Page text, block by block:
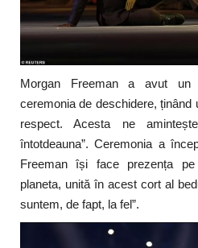
Morgan Freeman a avut
ceremonia de deschidere,
respect. Acesta ne
întotdeauna”. Ceremonia a
Freeman își face prezența
planeta, unită în acest cort al
suntem, de fapt, la fel”.